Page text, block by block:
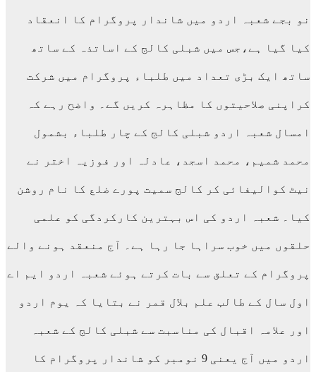
نو بجے شعبہ اردو میں شاندار پروگرام کا انعقاد
کیا گیا ہے،جس میں شبلی کالج کے اساتذہ کے ساتھ
ساتھ ایک بڑی تعداد میں طلباء پروگرام میں شرکت
کراپنی صلاحیتوں کا مظاہرہ کریں گے۔ واضح رہے کہ
امسال شعبہ اردو شبلی کالج کے چار طلباء بشمول
محمد شمیم، محمد اسجد، عادلہ اور فوزیہ اختر نے
نیٹ کوالیفائی کر کالج سمیت پورے ضلع کا نام روشن
کیا۔ شعبہ اردو کی اس بہترین کارکردگی کو علمی
حلقوں میں خوب سراہا جا رہا ہے۔ آج منعقد ہونے والے
پروگرام کے تعلق سے بات کرتے ہوئے شعبہ اردو ایم اے
اول سال کے طالب علم بلال قمر نے بتایا کہ یوم اردو
اور علامہ اقبال کی مناسبت سے شبلی کالج کے شعبہ
اردو میں آج یعنی 9 نومبر کو شاندار پروگرام کا